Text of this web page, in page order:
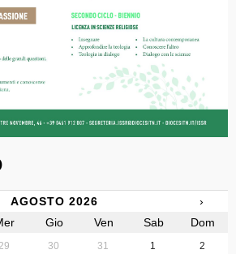
AGOSTO 2026
›
Gio Ven Sab Dom
29 30 31 1 2